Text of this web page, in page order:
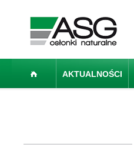
AKTUALNOŚCI